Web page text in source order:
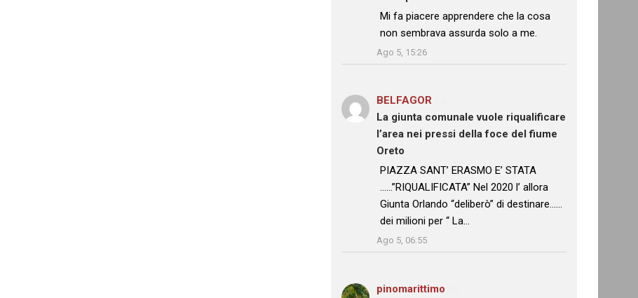
: “
Mi fa piacere apprendere che la cosa
non sembrava assurda solo a me.
Ago 5, 15:26
BELFAGOR
La giunta comunale vuole riqualificare
l’area nei pressi della foce del fiume
Oreto
: “
PIAZZA SANT’ ERASMO E’ STATA
……”RIQUALIFICATA” Nel 2020 l’ allora
Giunta Orlando “deliberò” di destinare……
dei milioni per “ La…
Ago 5, 06:55
pinomarittimo